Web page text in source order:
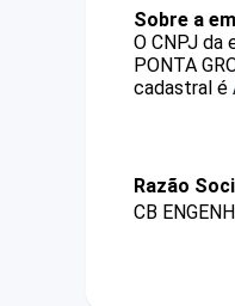
Sobre a
O CNPJ da
PONTA
cadastral é
Razão
CB